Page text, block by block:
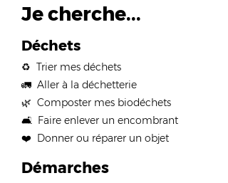
Je cherche...
Déchets
♻️ Trier mes déchets​
🚛 Aller à la déchetterie​
🌿 Composter mes biodéchets​
🛋️ Faire enlever un encombrant​
❤️ Donner ou réparer un objet​
Démarches